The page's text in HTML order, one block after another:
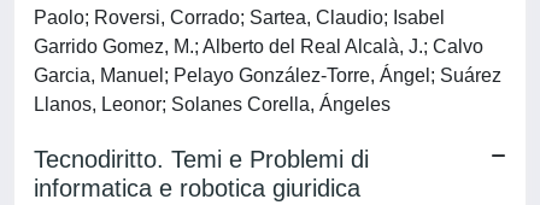
Paolo; Roversi, Corrado; Sartea, Claudio; Isabel
Garrido Gomez, M.; Alberto del Real Alcalà, J.; Calvo
Garcia, Manuel; Pelayo González-Torre, Ángel; Suárez
Llanos, Leonor; Solanes Corella, Ángeles
Tecnodiritto. Temi e Problemi di
informatica e robotica giuridica